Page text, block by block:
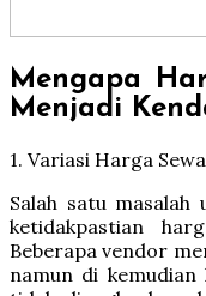
Mengapa
Menjadi
1. Variasi Harga
Salah satu
ketidakpastian
Beberapa vendor
namun di